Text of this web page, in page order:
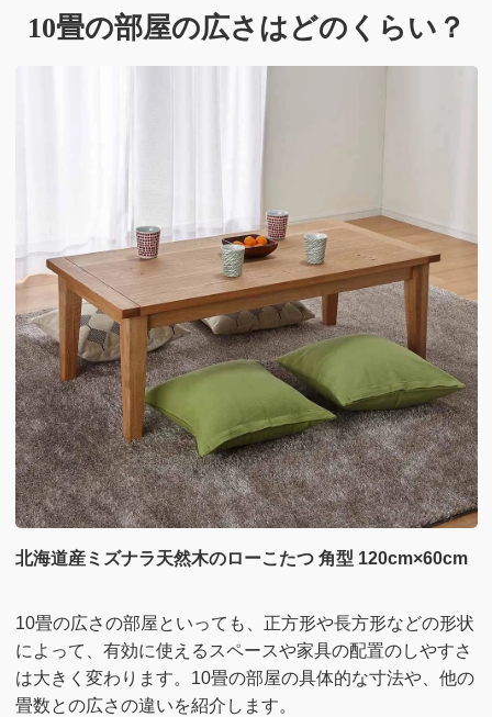
10畳の部屋の広さはどのくらい？
北海道産ミズナラ天然木のローこたつ 角型 120cm×60cm
10畳の広さの部屋といっても、正方形や長方形などの形状
によって、有効に使えるスペースや家具の配置のしやすさ
は大きく変わります。10畳の部屋の具体的な寸法や、他の
畳数との広さの違いを紹介します。